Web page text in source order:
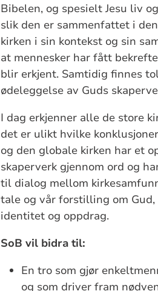
Bibelen, og spesielt Jesu liv
slik den er sammenfattet i
kirken i sin kontekst og sin
at mennesker har fått
blir erkjent. Samtidig finnes
ødeleggelse av Guds
I dag erkjenner alle de store
det er ulikt hvilke
og den globale kirken har et
skaperverk gjennom ord og
til dialog mellom
tale og vår forstilling om
identitet og oppdrag.
SoB vil bidra til:
En tro som gjør
og som driver fram